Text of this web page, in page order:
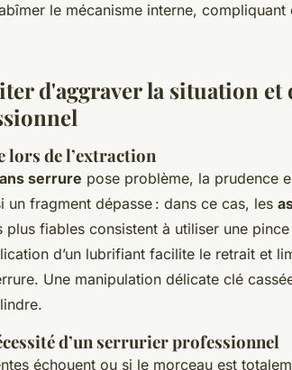
le mécanisme interne, compliquant
d'aggraver la situation et
lors de l’extraction
serrure pose problème, la prudence
fragment dépasse : dans ce cas, les
plus fiables consistent à utiliser une
d’un lubrifiant facilite le retrait et
Une manipulation délicate clé
d’un serrurier professionnel
échouent ou si le morceau est